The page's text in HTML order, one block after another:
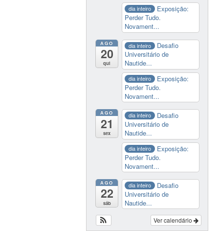
dia inteiro
Exposição:
Perder Tudo.
Novament...
AGO
20
qui
dia inteiro
Desafio
Universitário de
Nautide...
dia inteiro
Exposição:
Perder Tudo.
Novament...
AGO
21
sex
dia inteiro
Desafio
Universitário de
Nautide...
dia inteiro
Exposição:
Perder Tudo.
Novament...
AGO
22
sáb
dia inteiro
Desafio
Universitário de
Nautide...
Ver calendário